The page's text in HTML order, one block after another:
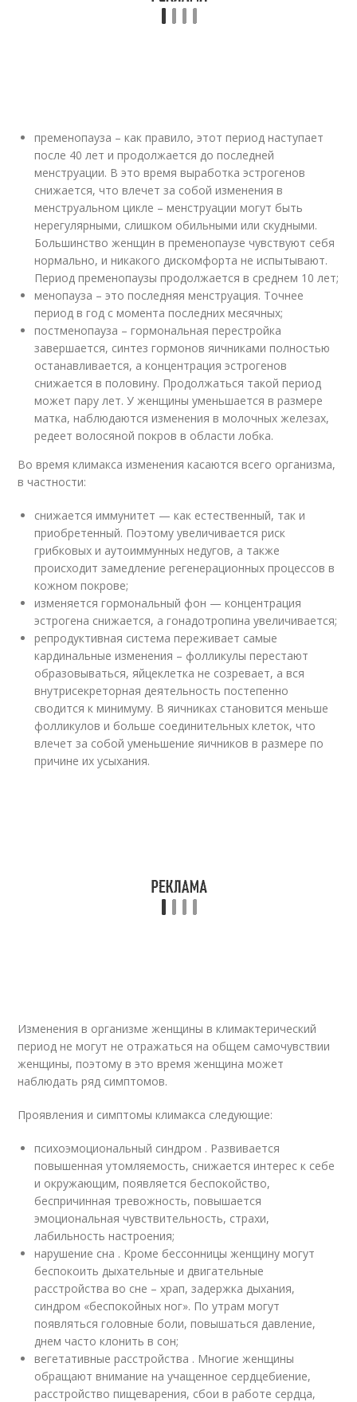
пременопауза – как правило, этот период наступает
после 40 лет и продолжается до последней
менструации. В это время выработка эстрогенов
снижается, что влечет за собой изменения в
менструальном цикле – менструации могут быть
нерегулярными, слишком обильными или скудными.
Большинство женщин в пременопаузе чувствуют себя
нормально, и никакого дискомфорта не испытывают.
Период пременопаузы продолжается в среднем 10 лет;
менопауза – это последняя менструация. Точнее
период в год с момента последних месячных;
постменопауза – гормональная перестройка
завершается, синтез гормонов яичниками полностью
останавливается, а концентрация эстрогенов
снижается в половину. Продолжаться такой период
может пару лет. У женщины уменьшается в размере
матка, наблюдаются изменения в молочных железах,
редеет волосяной покров в области лобка.
Во время климакса изменения касаются всего организма,
в частности:
снижается иммунитет — как естественный, так и
приобретенный. Поэтому увеличивается риск
грибковых и аутоиммунных недугов, а также
происходит замедление регенерационных процессов в
кожном покрове;
изменяется гормональный фон — концентрация
эстрогена снижается, а гонадотропина увеличивается;
репродуктивная система переживает самые
кардинальные изменения – фолликулы перестают
образовываться, яйцеклетка не созревает, а вся
внутрисекреторная деятельность постепенно
сводится к минимуму. В яичниках становится меньше
фолликулов и больше соединительных клеток, что
влечет за собой уменьшение яичников в размере по
причине их усыхания.
Изменения в организме женщины в климактерический
период не могут не отражаться на общем самочувствии
женщины, поэтому в это время женщина может
наблюдать ряд симптомов.
Проявления и симптомы климакса следующие:
психоэмоциональный синдром . Развивается
повышенная утомляемость, снижается интерес к себе
и окружающим, появляется беспокойство,
беспричинная тревожность, повышается
эмоциональная чувствительность, страхи,
лабильность настроения;
нарушение сна . Кроме бессонницы женщину могут
беспокоить дыхательные и двигательные
расстройства во сне – храп, задержка дыхания,
синдром «беспокойных ног». По утрам могут
появляться головные боли, повышаться давление,
днем часто клонить в сон;
вегетативные расстройства . Многие женщины
обращают внимание на учащенное сердцебиение,
расстройство пищеварения, сбои в работе сердца,